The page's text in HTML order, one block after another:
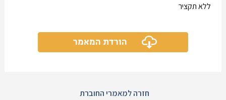
ללא תקציר
הורדת המאמר
חזרה למאמרי החוברת